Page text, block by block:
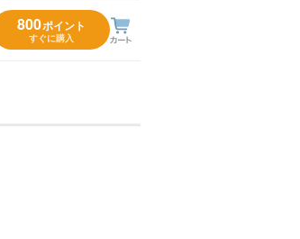
800ポイント
すぐに購入